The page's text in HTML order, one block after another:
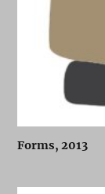
Forms, 2013